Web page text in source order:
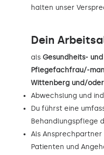
halten unser
Dein
als Gesundheits-
Pflegefachfrau/-
Wittenberg und/
Abwechslung und
Du führst eine
Behandlungspflege
Als
Patienten und